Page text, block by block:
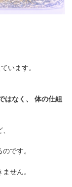
います。
はなく、 体の仕組
です。
せん。